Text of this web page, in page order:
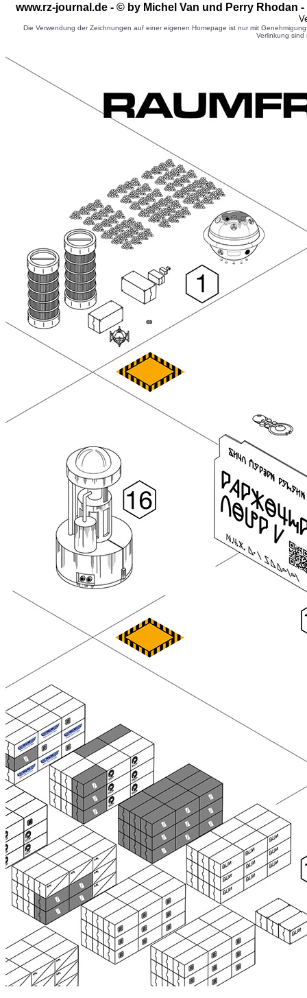
www.rz-journal.de - © by Michel Van und Perry Rhodan
Die Verwendung der Zeichnungen auf einer eigenen Homepage ist nur mit
Verlinkung sind